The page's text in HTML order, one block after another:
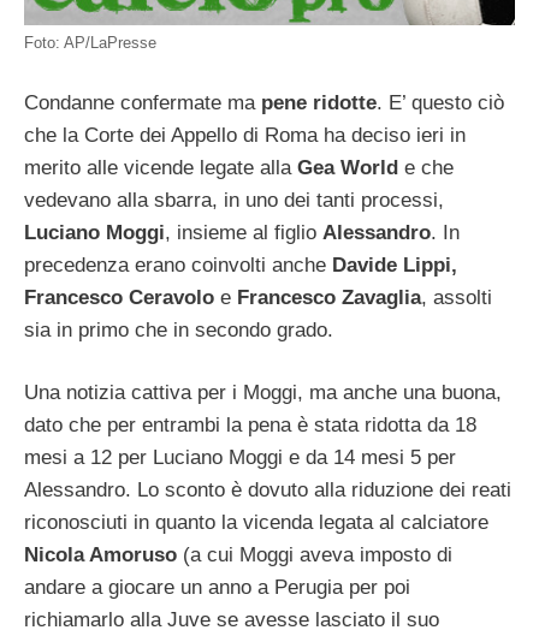
Foto: AP/LaPresse
Condanne confermate ma pene ridotte. E’ questo ciò
che la Corte dei Appello di Roma ha deciso ieri in
merito alle vicende legate alla Gea World e che
vedevano alla sbarra, in uno dei tanti processi,
Luciano Moggi, insieme al figlio Alessandro. In
precedenza erano coinvolti anche Davide Lippi,
Francesco Ceravolo e Francesco Zavaglia, assolti
sia in primo che in secondo grado.
Una notizia cattiva per i Moggi, ma anche una buona,
dato che per entrambi la pena è stata ridotta da 18
mesi a 12 per Luciano Moggi e da 14 mesi 5 per
Alessandro. Lo sconto è dovuto alla riduzione dei reati
riconosciuti in quanto la vicenda legata al calciatore
Nicola Amoruso (a cui Moggi aveva imposto di
andare a giocare un anno a Perugia per poi
richiamarlo alla Juve se avesse lasciato il suo